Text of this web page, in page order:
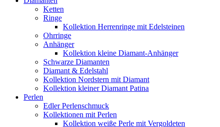
Ketten
Ringe
Kollektion Herrenringe mit Edelsteinen
Ohrringe
Anhänger
Kollektion kleine Diamant-Anhänger
Schwarze Diamanten
Diamant & Edelstahl
Kollektion Nordstern mit Diamant
Kollektion kleiner Diamant Patina
Perlen
Edler Perlenschmuck
Kollektionen mit Perlen
Kollektion weiße Perle mit Vergoldeten